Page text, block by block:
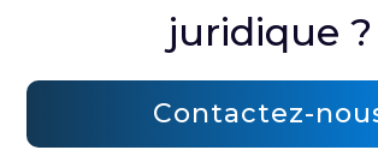
juridique ?
Contactez-